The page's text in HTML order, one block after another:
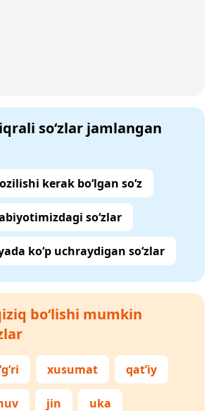
so‘zlar jamlangan
kerak bo‘lgan so‘z
so‘zlar
ko‘p uchraydigan so‘zlar
bo‘lishi mumkin
xusumat qat’iy
jin uka